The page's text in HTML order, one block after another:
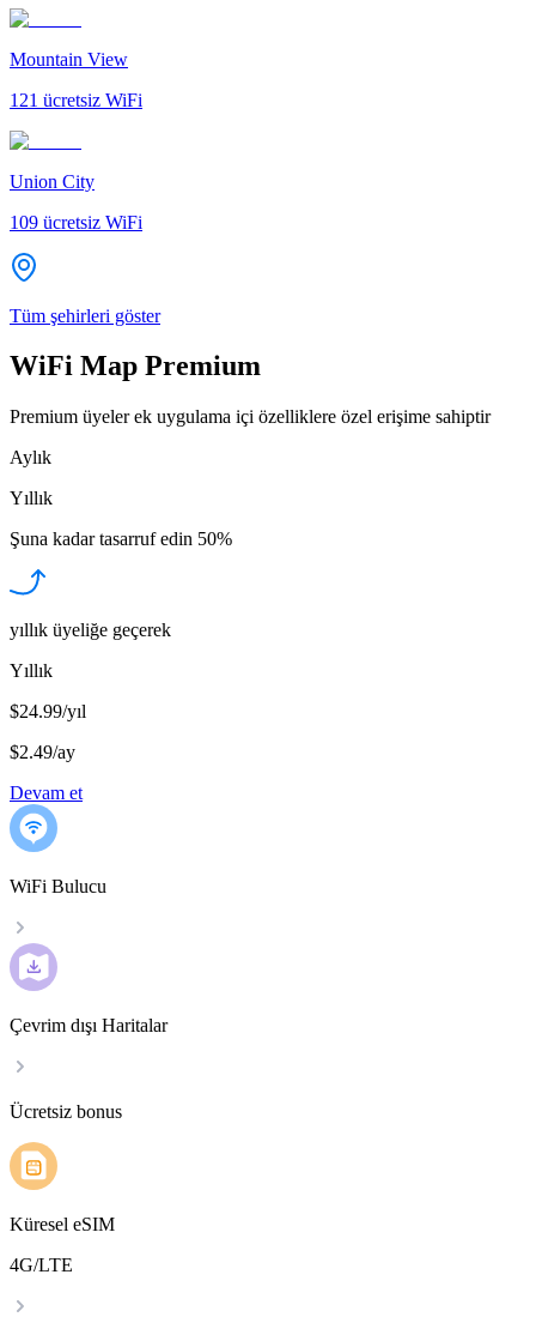
Mountain View
121 ücretsiz WiFi
Union City
109 ücretsiz WiFi
Tüm şehirleri göster
WiFi Map Premium
Premium üyeler ek uygulama içi özelliklere özel erişime sahiptir
Aylık
Yıllık
Şuna kadar tasarruf edin 50%
yıllık üyeliğe geçerek
Yıllık
$24.99/yıl
$2.49/ay
Devam et
WiFi Bulucu
Çevrim dışı Haritalar
Ücretsiz bonus
Küresel eSIM
4G/LTE